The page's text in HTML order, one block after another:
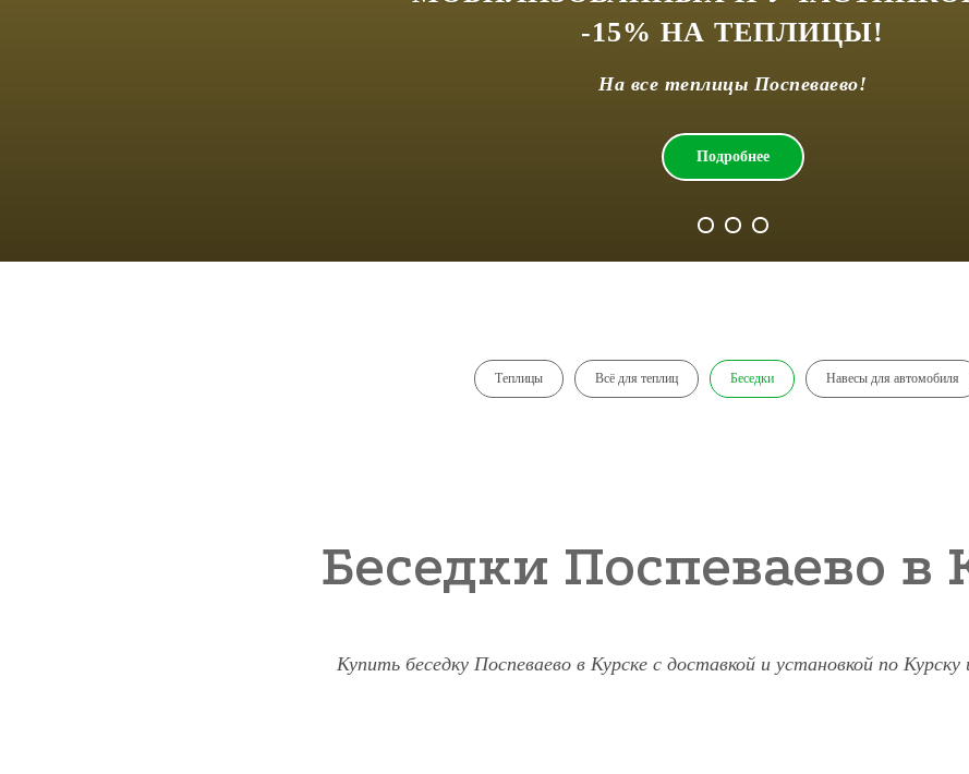
-15% НА ТЕПЛИЦЫ!
На все теплицы Поспеваево!
Подробнее
Теплицы Всё для теплиц Беседки Навесы для автомобиля
Беседки Поспеваево в
Купить беседку Поспеваево в Курске с доставкой и установкой по Курску